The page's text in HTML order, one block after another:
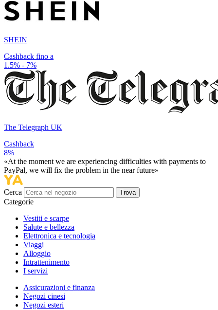
SHEIN
Cashback fino a
1.5% - 7%
The Telegraph UK
Cashback
8%
«At the moment we are experiencing difficulties with payments to
PayPal, we will fix the problem in the near future»
Cerca Trova
Categorie
Vestiti e scarpe
Salute e bellezza
Elettronica e tecnologia
Viaggi
Alloggio
Intrattenimento
I servizi
Assicurazioni e finanza
Negozi cinesi
Negozi esteri